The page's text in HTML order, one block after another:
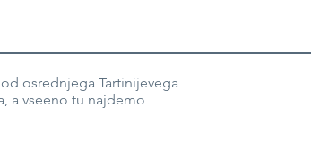
osrednjega Tartinijevega
a vseeno tu najdemo